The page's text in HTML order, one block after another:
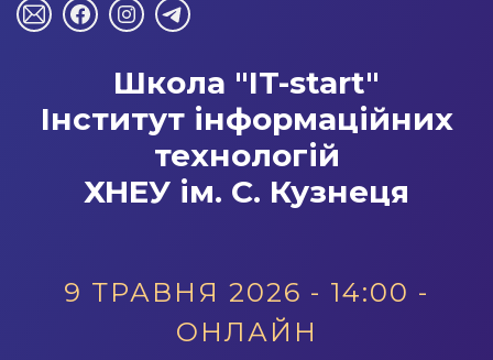
Школа "IT-start"
Інститут інформаційних
технологій
ХНЕУ ім. С. Кузнеця
9 ТРАВНЯ 2026 - 14:00 -
ОНЛАЙН